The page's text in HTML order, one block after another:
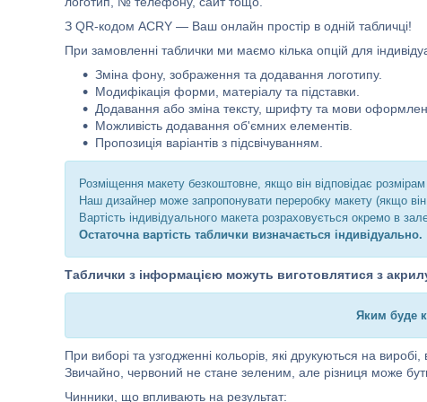
З QR-кодом ACRY — Ваш онлайн простір в одній табличці!
При замовленні таблички ми маємо кілька опцій для
Зміна фону, зображення та додавання логотипу.
Модифікація форми, матеріалу та підставки.
Додавання або зміна тексту, шрифту та мови
Можливість додавання об'ємних елементів.
Пропозиція варіантів з підсвічуванням.
Розміщення макету безкоштовне, якщо він відповідає
Наш дизайнер може запропонувати переробку макету (якщо він
Вартість індивідуального макета розраховується окремо в
Остаточна вартість таблички визначається індивідуально.
Таблички з інформацією можуть виготовлятися з
Яким буде
При виборі та узгодженні кольорів, які друкуються на
Звичайно, червоний не стане зеленим, але різниця може
Чинники, що впливають на результат: